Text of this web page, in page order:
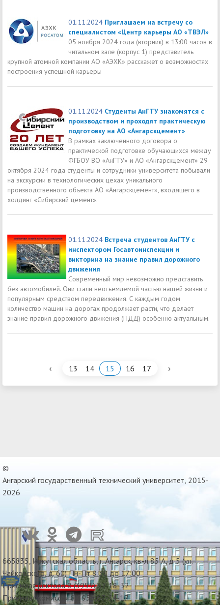
01.11.2024 Приглашаем на встречу со
специалистом «Центр карьеры АО «ТВЭЛ»
05 ноября 2024 года (вторник) в 13:00 часов в
читальном зале (корпус 1) представитель
крупной атомной компании АО «АЭХК» расскажет о возможностях
построения успешной карьеры
01.11.2024 Студенты АнГТУ знакомятся с
производством и проходят практическую
подготовку на АО «Ангарскцемент»
В рамках заключенного договора о
практической подготовке обучающихся между
ФГБОУ ВО «АнГТУ» и АО «Ангарскцемент» 29
октября 2024 года студенты и сотрудники университета побывали
на экскурсии в технологических цехах уникального
производственного объекта АО «Ангарскцемент», входящего в
холдинг «Сибирский цемент».
01.11.2024 Встреча студентов АнГТУ с
инспектором Госавтоинспекции и
викторина на знание правил дорожного
движения
Современный мир невозможно представить
без автомобилей. Они стали неотъемлемой частью нашей жизни и
популярным средством передвижения. С каждым годом
количество машин на дорогах продолжает расти, что делает
знание правил дорожного движения (ПДД) особенно актуальным.
‹ 13 14 15 16 17 ›
©
Ангарский государственный технический университет, 2015-
2026
665835, Иркутская область, г. Ангарск, кв-л 85 А, д 5 (ул.
Чайковского, д. 60) Пн-Пт 8:30 до 17:00
Приемная ректора 8 (3955) 67-18-32
Приемная комиссия 8(3955)67-34-17